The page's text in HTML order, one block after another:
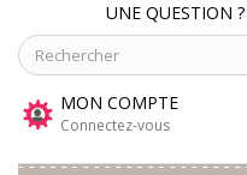
UNE QUESTION ?
MON COMPTE
Connectez-vous